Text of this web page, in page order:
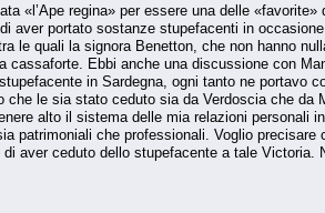
«l’Ape regina» per essere una delle
aver portato sostanze stupefa­centi in
le quali la signora Benetton, che non hanno
cassaforte. Ebbi anche una discussione con
in Sardegna, ogni tanto ne porta­vo
le sia stato ceduto sia da Verdoscia che
alto il si­stema delle mia relazioni
patrimoniali che professionali. Voglio
aver ceduto del­lo stupefacente a tale